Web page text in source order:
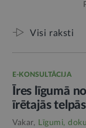
Visi raksti
E-KONSULTĀCIJA
Īres līgumā
īrētajās
Vakar, Līgumi,